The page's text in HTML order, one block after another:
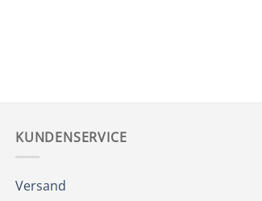
KUNDENSERVICE
Versand